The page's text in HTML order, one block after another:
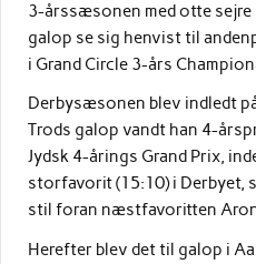
3-årssæsonen med otte sejre
galop se sig henvist til
i Grand Circle 3-års
Derbysæsonen blev indledt
Trods galop vandt han 4-
Jydsk 4-årings Grand Prix,
storfavorit (15:10) i Derbyet,
stil foran næstfavoritten
Herefter blev det til galop i